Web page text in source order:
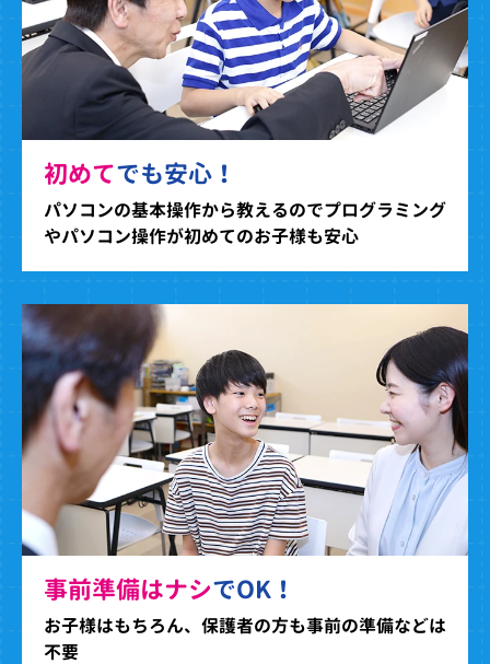
初めてでも安心！
パソコンの基本操作から教えるのでプログラミング
やパソコン操作が初めてのお子様も安心
事前準備はナシでOK！
お子様はもちろん、保護者の方も事前の準備などは
不要